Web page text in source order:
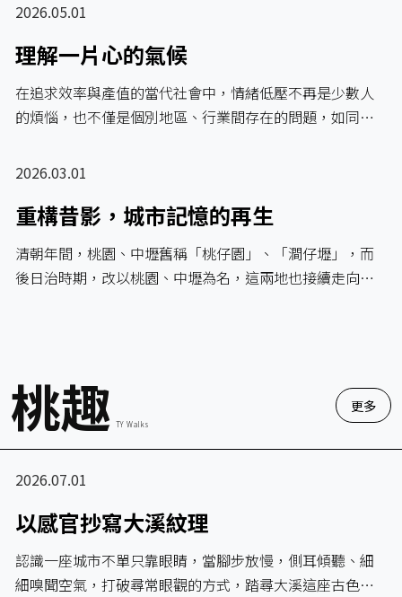
2026.05.01
理解一片心的氣候
在追求效率與產值的當代社會中，情緒低壓不再是少數人
的煩惱，也不僅是個別地區、行業間存在的問題，如同…
2026.03.01
重構昔影，城市記憶的再生
清朝年間，桃園、中壢舊稱「桃仔園」、「澗仔壢」，而
後日治時期，改以桃園、中壢為名，這兩地也接續走向…
桃趣 TY Walks
更多
2026.07.01
以感官抄寫大溪紋理
認識一座城市不單只靠眼睛，當腳步放慢，側耳傾聽、細
細嗅聞空氣，打破尋常眼觀的方式，踏尋大溪這座古色…